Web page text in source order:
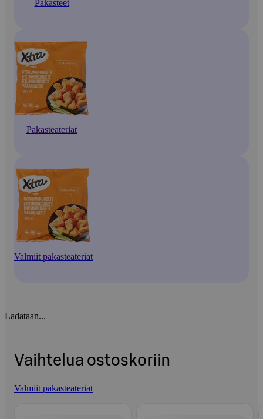
Pakasteet
Pakasteateriat
Valmiit pakasteateriat
Ladataan...
Vaihtelua ostoskoriin
Valmiit pakasteateriat